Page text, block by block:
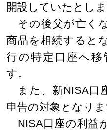
開設していたとしま
その後父が亡く
商品を相続すると
行の特定口座へ移
す。
また、新NISA口
申告の対象となりま
NISA口座の利益